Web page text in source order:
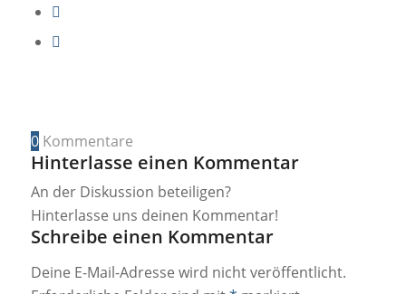
0 Kommentare
Hinterlasse einen Kommentar
An der Diskussion beteiligen?
Hinterlasse uns deinen Kommentar!
Schreibe einen Kommentar
Deine E-Mail-Adresse wird nicht veröffentlicht.